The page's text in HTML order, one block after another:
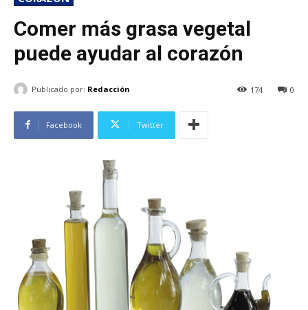
Comer más grasa vegetal
puede ayudar al corazón
Publicado por: Redacción 0
174
Facebook Twitter